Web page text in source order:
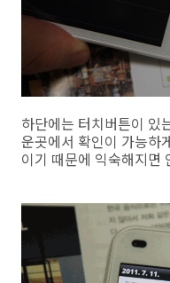
하단에는 터치버튼이 있
운곳에서 확인이 가능하
이기 때문에 익숙해지면